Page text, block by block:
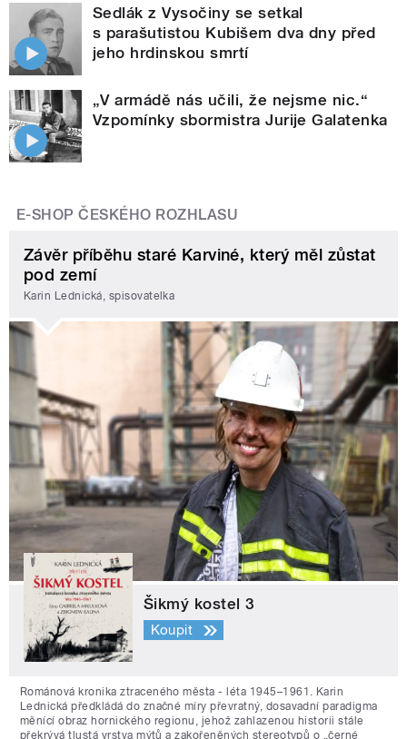
Sedlák z Vysočiny se setkal
s parašutistou Kubišem dva dny před
jeho hrdinskou smrtí
„V armádě nás učili, že nejsme nic.“
Vzpomínky sbormistra Jurije Galatenka
E-SHOP ČESKÉHO ROZHLASU
Závěr příběhu staré Karviné, který měl zůstat
pod zemí
Karin Lednická, spisovatelka
Šikmý kostel 3
Koupit
Románová kronika ztraceného města - léta 1945–1961. Karin
Lednická předkládá do značné míry převratný, dosavadní paradigma
měnící obraz hornického regionu, jehož zahlazenou historii stále
překrývá tlustá vrstva mýtů a zakořeněných stereotypů o „černé